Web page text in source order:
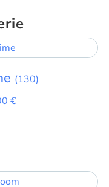
(130)
€